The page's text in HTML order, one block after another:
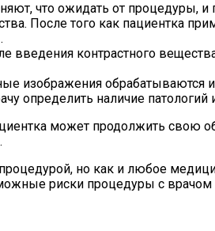
что ожидать от
После того как пациентка
введения контрастного
изображения
определить наличие
может продолжить свою
процедурой, но как и любое
риски процедуры с